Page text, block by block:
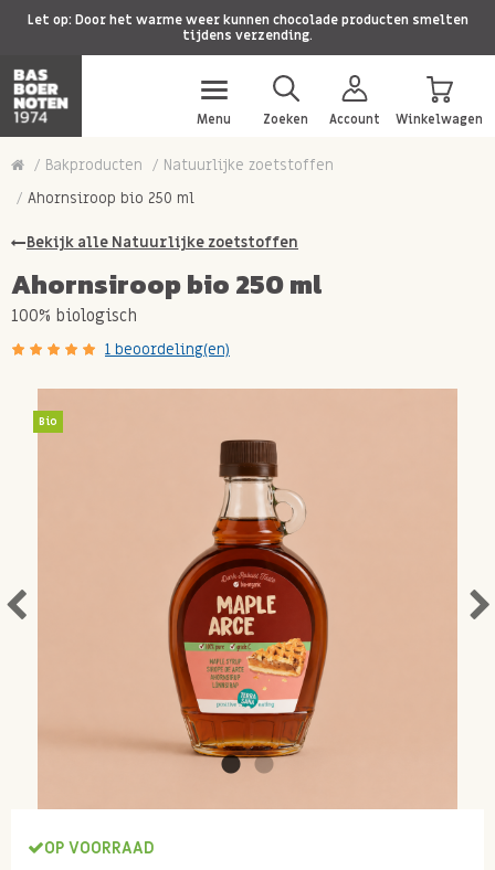
Let op: Door het warme weer kunnen chocolade producten smelten
tijdens verzending.
Menu Zoeken Account Winkelwagen
Bakproducten
Natuurlijke zoetstoffen
Ahornsiroop bio 250 ml
Bekijk alle Natuurlijke zoetstoffen
Ahornsiroop bio 250 ml
100% biologisch
1 beoordeling(en)
Bio
OP VOORRAAD